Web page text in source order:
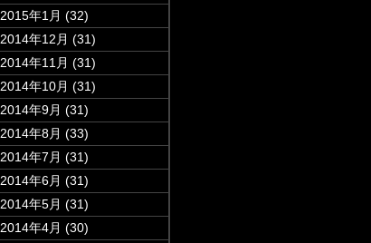
2015年1月 (32)
2014年12月 (31)
2014年11月 (31)
2014年10月 (31)
2014年9月 (31)
2014年8月 (33)
2014年7月 (31)
2014年6月 (31)
2014年5月 (31)
2014年4月 (30)